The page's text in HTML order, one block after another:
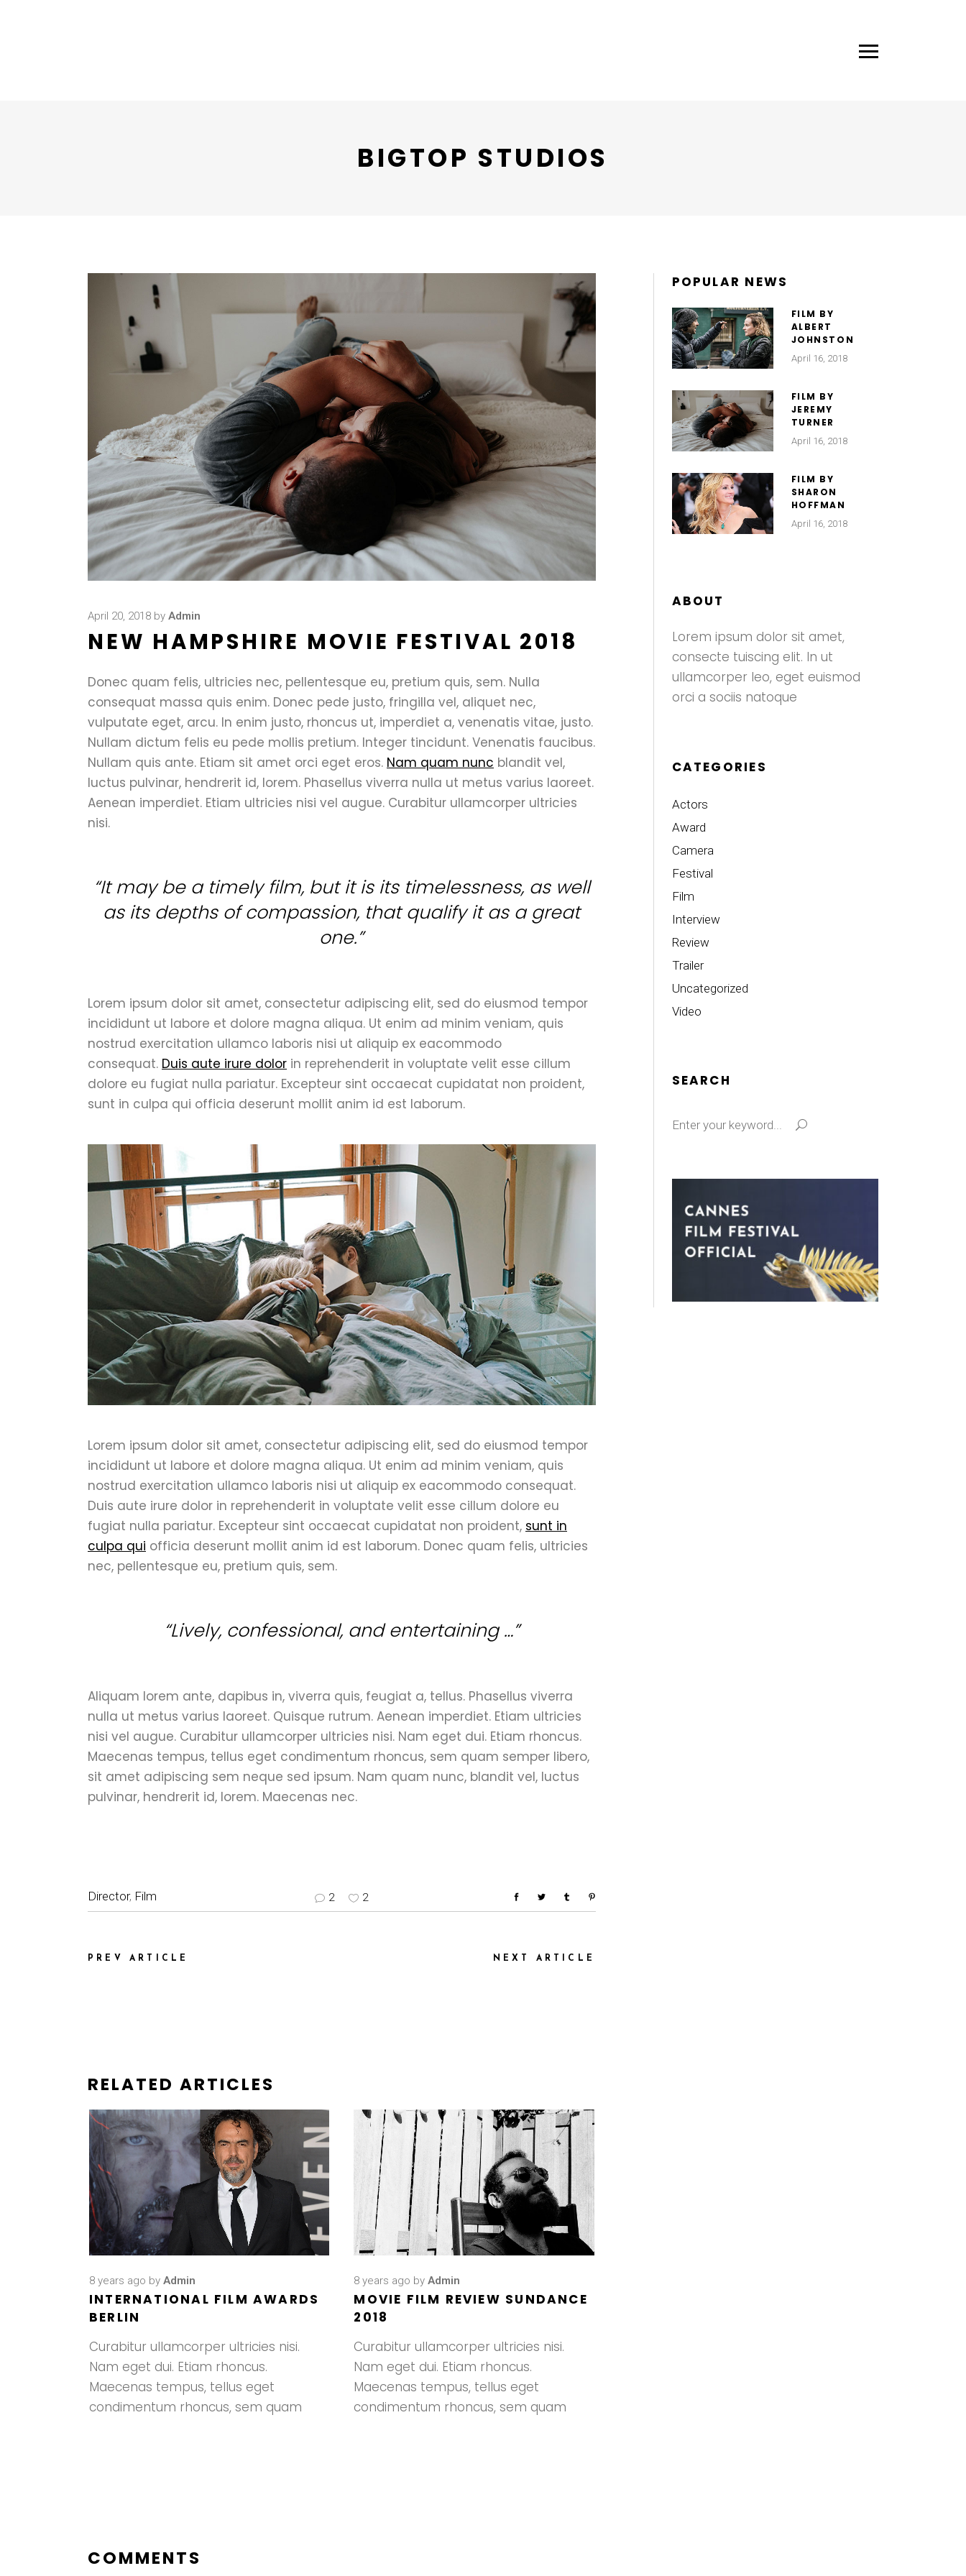
BIGTOP STUDIOS
April 20, 2018 by Admin
NEW HAMPSHIRE MOVIE FESTIVAL 2018
Donec quam felis, ultricies nec, pellentesque eu, pretium quis, sem. Nulla
consequat massa quis enim. Donec pede justo, fringilla vel, aliquet nec,
vulputate eget, arcu. In enim justo, rhoncus ut, imperdiet a, venenatis vitae, justo.
Nullam dictum felis eu pede mollis pretium. Integer tincidunt. Venenatis faucibus.
Nullam quis ante. Etiam sit amet orci eget eros. Nam quam nunc blandit vel,
luctus pulvinar, hendrerit id, lorem. Phasellus viverra nulla ut metus varius laoreet.
Aenean imperdiet. Etiam ultricies nisi vel augue. Curabitur ullamcorper ultricies
nisi.
“It may be a timely film, but it is its timelessness, as well
as its depths of compassion, that qualify it as a great
one.”
Lorem ipsum dolor sit amet, consectetur adipiscing elit, sed do eiusmod tempor
incididunt ut labore et dolore magna aliqua. Ut enim ad minim veniam, quis
nostrud exercitation ullamco laboris nisi ut aliquip ex eacommodo
consequat. Duis aute irure dolor in reprehenderit in voluptate velit esse cillum
dolore eu fugiat nulla pariatur. Excepteur sint occaecat cupidatat non proident,
sunt in culpa qui officia deserunt mollit anim id est laborum.
Lorem ipsum dolor sit amet, consectetur adipiscing elit, sed do eiusmod tempor
incididunt ut labore et dolore magna aliqua. Ut enim ad minim veniam, quis
nostrud exercitation ullamco laboris nisi ut aliquip ex eacommodo consequat.
Duis aute irure dolor in reprehenderit in voluptate velit esse cillum dolore eu
fugiat nulla pariatur. Excepteur sint occaecat cupidatat non proident, sunt in
culpa qui officia deserunt mollit anim id est laborum. Donec quam felis, ultricies
nec, pellentesque eu, pretium quis, sem.
“Lively, confessional, and entertaining …”
Aliquam lorem ante, dapibus in, viverra quis, feugiat a, tellus. Phasellus viverra
nulla ut metus varius laoreet. Quisque rutrum. Aenean imperdiet. Etiam ultricies
nisi vel augue. Curabitur ullamcorper ultricies nisi. Nam eget dui. Etiam rhoncus.
Maecenas tempus, tellus eget condimentum rhoncus, sem quam semper libero,
sit amet adipiscing sem neque sed ipsum. Nam quam nunc, blandit vel, luctus
pulvinar, hendrerit id, lorem. Maecenas nec.
Director, Film 2 2
PREV ARTICLE NEXT ARTICLE
RELATED ARTICLES
8 years ago by Admin
INTERNATIONAL FILM AWARDS
BERLIN
Curabitur ullamcorper ultricies nisi.
Nam eget dui. Etiam rhoncus.
Maecenas tempus, tellus eget
condimentum rhoncus, sem quam
8 years ago byAdmin
MOVIE FILM REVIEW SUNDANCE
2018
Curabitur ullamcorper ultricies nisi.
Nam eget dui. Etiam rhoncus.
Maecenas tempus, tellus eget
condimentum rhoncus, sem quam
COMMENTS
POPULAR NEWS
FILM BY
ALBERT
JOHNSTON
April 16, 2018
FILM BY
JEREMY
TURNER
April 16, 2018
FILM BY
SHARON
HOFFMAN
April 16, 2018
ABOUT
Lorem ipsum dolor sit amet,
consecte tuiscing elit. In ut
ullamcorper leo, eget euismod
orci a sociis natoque
CATEGORIES
Actors
Award
Camera
Festival
Film
Interview
Review
Trailer
Uncategorized
Video
SEARCH